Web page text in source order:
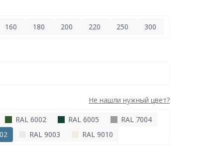
160 180 200 220 250 300
Не нашли нужный цвет?
RAL 6002 RAL 6005
RAL 7004
RAL 9003 RAL 9010